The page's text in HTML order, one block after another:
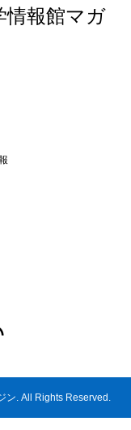
報館マガ
ン. All Rights Reserved.